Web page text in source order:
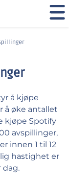
å kjøpe
å øke antallet
kjøpe Spotify
avspillinger,
innen 1 til 12
hastighet er
dag.